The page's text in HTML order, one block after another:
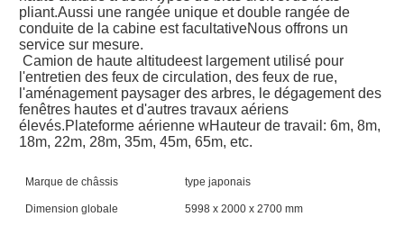
pliant.Aussi une rangée unique et double rangée de
conduite de la cabine est facultativeNous offrons un
service sur mesure.
Camion de haute altitudeest largement utilisé pour
l'entretien des feux de circulation, des feux de rue,
l'aménagement paysager des arbres, le dégagement des
fenêtres hautes et d'autres travaux aériens
élevés.Plateforme aérienne wHauteur de travail: 6m, 8m,
18m, 22m, 28m, 35m, 45m, 65m, etc.
Marque de châssis type japonais
Dimension globale 5998 x 2000 x 2700 mm